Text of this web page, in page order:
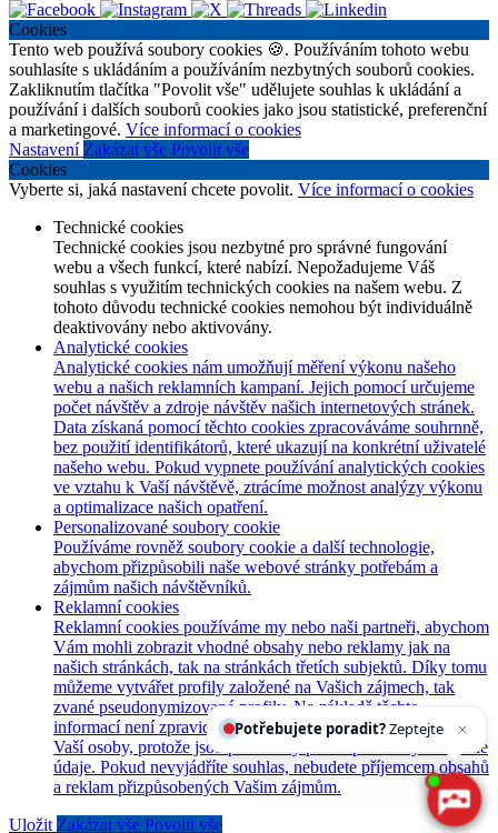
Cookies
Tento web používá soubory cookies 🍪. Používáním tohoto webu
souhlasíte s ukládáním a používáním nezbytných souborů cookies.
Zakliknutím tlačítka "Povolit vše" udělujete souhlas k ukládání a
používání i dalších souborů cookies jako jsou statistické, preferenční
a marketingové. Více informací o cookies
Nastavení Zakázat vše Povolit vše
Cookies
Vyberte si, jaká nastavení chcete povolit. Více informací o cookies
Technické cookies
Technické cookies jsou nezbytné pro správné fungování
webu a všech funkcí, které nabízí. Nepožadujeme Váš
souhlas s využitím technických cookies na našem webu. Z
tohoto důvodu technické cookies nemohou být individuálně
deaktivovány nebo aktivovány.
Analytické cookies
Analytické cookies nám umožňují měření výkonu našeho
webu a našich reklamních kampaní. Jejich pomocí určujeme
počet návštěv a zdroje návštěv našich internetových stránek.
Data získaná pomocí těchto cookies zpracováváme souhrnně,
bez použití identifikátorů, které ukazují na konkrétní uživatelé
našeho webu. Pokud vypnete používání analytických cookies
ve vztahu k Vaší návštěvě, ztrácíme možnost analýzy výkonu
a optimalizace našich opatření.
Personalizované soubory cookie
Používáme rovněž soubory cookie a další technologie,
abychom přizpůsobili naše webové stránky potřebám a
zájmům našich návštěvníků.
Reklamní cookies
Reklamní cookies používáme my nebo naši partneři, abychom
Vám mohli zobrazit vhodné obsahy nebo reklamy jak na
našich stránkách, tak na stránkách třetích subjektů. Díky tomu
můžeme vytvářet profily založené na Vašich zájmech, tak
zvané pseudonymizované profily. Na základě těchto
informací není zpravidla možná bezprostřední identifikace
Vaší osoby, protože jsou používány pouze pseudonymizované
údaje. Pokud nevyjádříte souhlas, nebudete příjemcem obsahů
a reklam přizpůsobených Vašim zájmům.
Uložit Zakázat vše Povolit vše
Potřebujete poradit?Zeptejte se našeho asiste